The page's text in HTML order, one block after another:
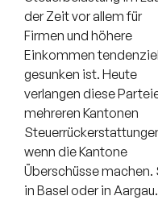
der Zeit vor allem für
Firmen und höhere
Einkommen
gesunken ist. Heute
verlangen diese
mehreren Kantonen
wenn die Kantone
Überschüsse machen.
in Basel oder in Aargau.